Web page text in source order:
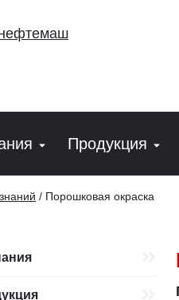
Продукция
/ Порошковая окраска